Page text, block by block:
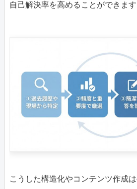
自己解決率を高めることができます
こうした構造化やコンテンツ作成